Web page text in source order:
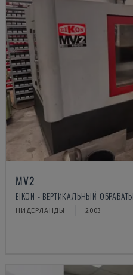
MV2
EIKON - ВЕРТИКАЛЬНЫЙ
НИДЕРЛАНДЫ 2003